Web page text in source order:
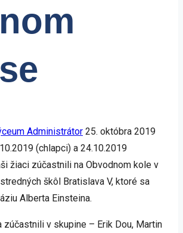
Administrátor 25. októbra 2019
(chlapci) a 24.10.2019
žiaci zúčastnili na Obvodnom kole v
škôl Bratislava V, ktoré sa
Alberta Einsteina.
zúčastnili v skupine – Erik Dou, Martin